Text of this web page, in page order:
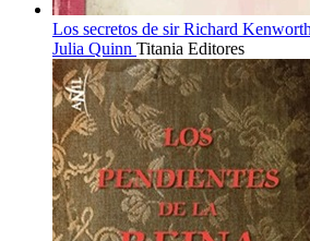
Los secretos de sir Richard
Julia Quinn Titania Editores